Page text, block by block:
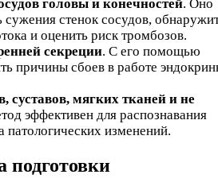
головы и конечностей. Оно
сужения стенок сосудов,
и оценить риск тромбозов.
секреции. С его помощью
причины сбоев в работе
суставов, мягких тканей и не
эффективен для распознавания
патологических изменений.
подготовки